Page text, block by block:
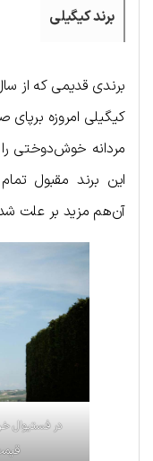
برند کیگیلی
کیگیلی امروزه
مردانه خوش‌دوختی
این برند مقبول
آن‌هم مزید بر علت
در فستیوال